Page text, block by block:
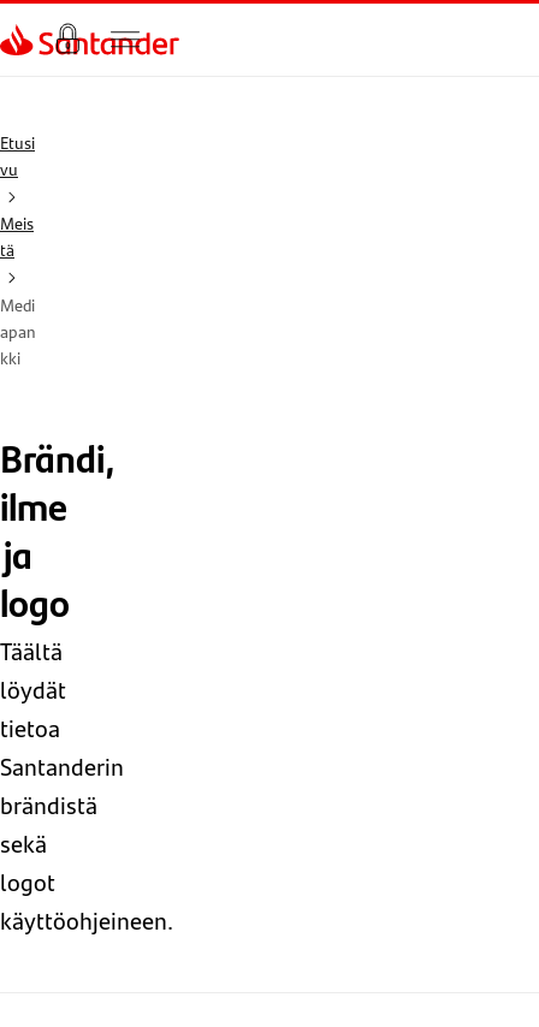
Siirry sivulle
Etusi
vu
Meis
tä
Medi
apan
kki
Brändi,
ilme
ja
logo
Täältä
löydät
tietoa
Santanderin
brändistä
sekä
logot
käyttöohjeineen.